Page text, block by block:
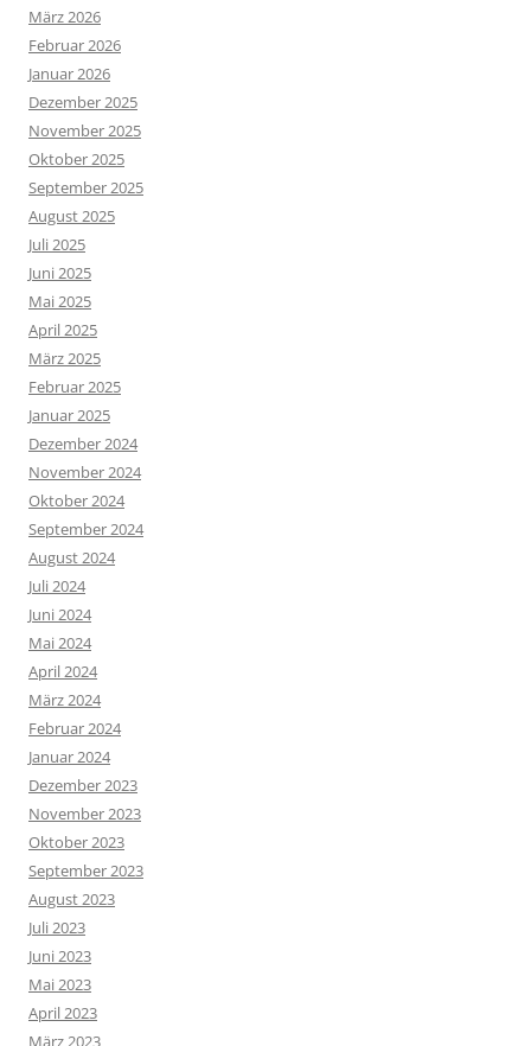
März 2026
Februar 2026
Januar 2026
Dezember 2025
November 2025
Oktober 2025
September 2025
August 2025
Juli 2025
Juni 2025
Mai 2025
April 2025
März 2025
Februar 2025
Januar 2025
Dezember 2024
November 2024
Oktober 2024
September 2024
August 2024
Juli 2024
Juni 2024
Mai 2024
April 2024
März 2024
Februar 2024
Januar 2024
Dezember 2023
November 2023
Oktober 2023
September 2023
August 2023
Juli 2023
Juni 2023
Mai 2023
April 2023
März 2023